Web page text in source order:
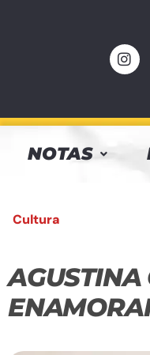
NOTAS
Cultura
AGUSTINA